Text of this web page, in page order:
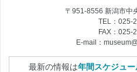
〒951-8556 新潟市中
TEL：025-
FAX：025-
E-mail：
最新の情報は年間スケジュー